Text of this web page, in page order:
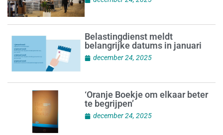
Belastingdienst meldt
belangrijke datums in januari
december 24, 2025
‘Oranje Boekje om elkaar beter
te begrijpen’
december 24, 2025